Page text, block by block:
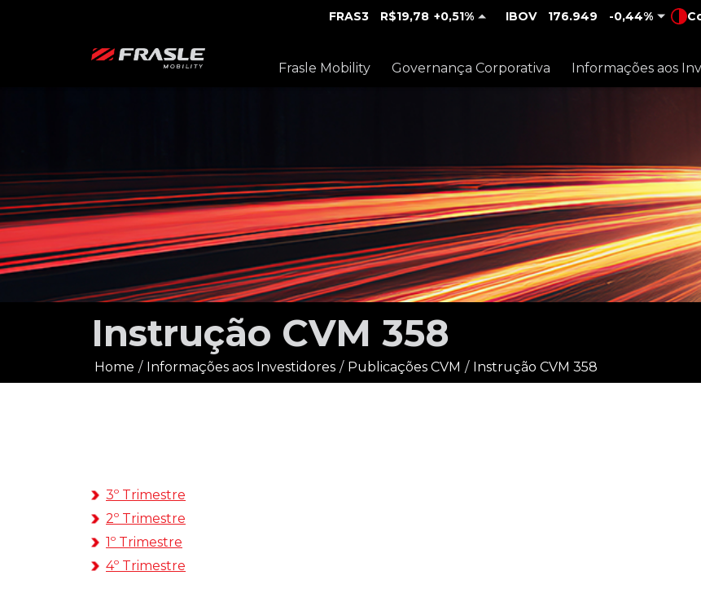
FRAS3 R$19,78 0,51% IBOV 176.949 -0,44%
Frasle Mobility Governança Corporativa Informações aos
Instrução CVM 358
Home / Informações aos Investidores / Publicações CVM / Instrução CVM 358
3º Trimestre
2º Trimestre
1º Trimestre
4º Trimestre